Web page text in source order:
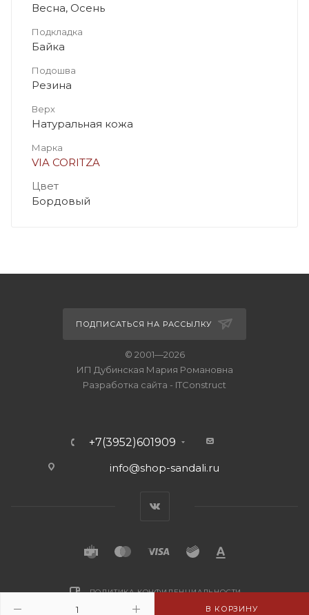
В КОРЗИНУ
Весна, Осень
Подкладка
Байка
Подошва
Резина
Верх
Натуральная кожа
Марка
VIA CORITZA
Цвет
Бордовый
ПОДПИСАТЬСЯ НА РАССЫЛКУ
© 2001—2026
ИП Дубинская Мария Романовна
Разработка сайта - ITConstruct
+7(3952)601909
info@shop-sandali.ru
ПОЛИТИКА КОНФИДЕНЦИАЛЬНОСТИ